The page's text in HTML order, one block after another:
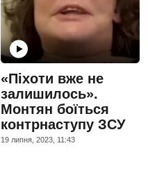
«Піхоти вже не
залишилось».
Монтян боїться
контрнаступу ЗСУ
19 липня, 2023, 11:43